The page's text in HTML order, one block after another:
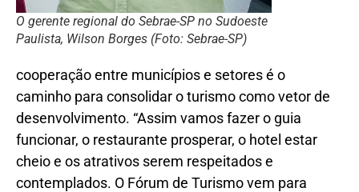
O gerente regional do Sebrae-SP no Sudoeste
Paulista, Wilson Borges (Foto: Sebrae-SP)
cooperação entre municípios e setores é o
caminho para consolidar o turismo como vetor de
desenvolvimento. “Assim vamos fazer o guia
funcionar, o restaurante prosperar, o hotel estar
cheio e os atrativos serem respeitados e
contemplados. O Fórum de Turismo vem para